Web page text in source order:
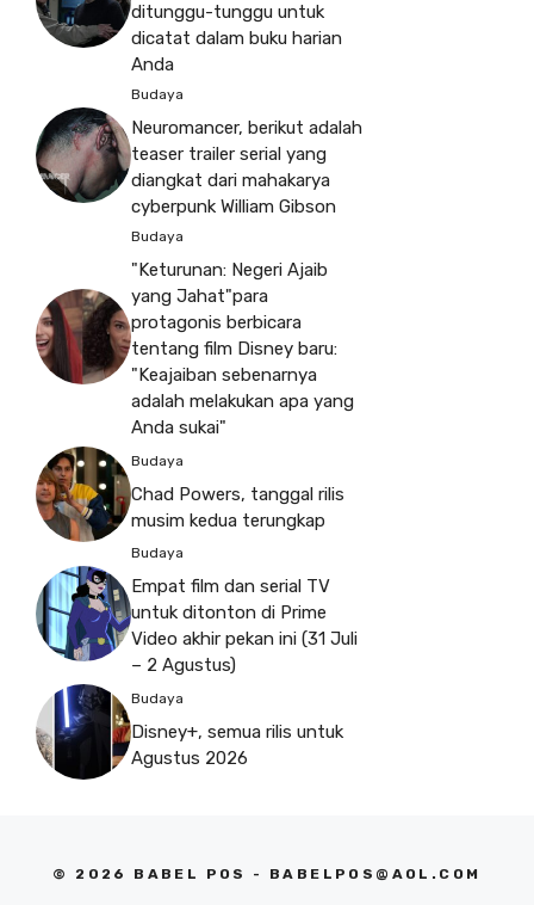
ditunggu-tunggu untuk
dicatat dalam buku harian
Anda
Budaya
Neuromancer, berikut adalah
teaser trailer serial yang
diangkat dari mahakarya
cyberpunk William Gibson
Budaya
"Keturunan: Negeri Ajaib
yang Jahat"para
protagonis berbicara
tentang film Disney baru:
"Keajaiban sebenarnya
adalah melakukan apa yang
Anda sukai"
Budaya
Chad Powers, tanggal rilis
musim kedua terungkap
Budaya
Empat film dan serial TV
untuk ditonton di Prime
Video akhir pekan ini (31 Juli
– 2 Agustus)
Budaya
Disney+, semua rilis untuk
Agustus 2026
© 2026 BABEL POS - BABELPOS@AOL.COM